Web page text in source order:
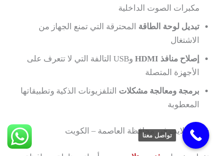
مكبرات الصوت الداخلية
تبديل لوحة الطاقة المحترقة التي تمنع الجهاز من
الاشتغال
إصلاح منافذ HDMI
وUSB التالفة التي لا تتعرف على
الأجهزة المتصلة
برمجة ومعالجة مشكلات التلفزيونات الذكية وتطبيقاتها
المعطوبة
فني ستلايت في محافظة العاصمة – الكويت
تواصل معنا